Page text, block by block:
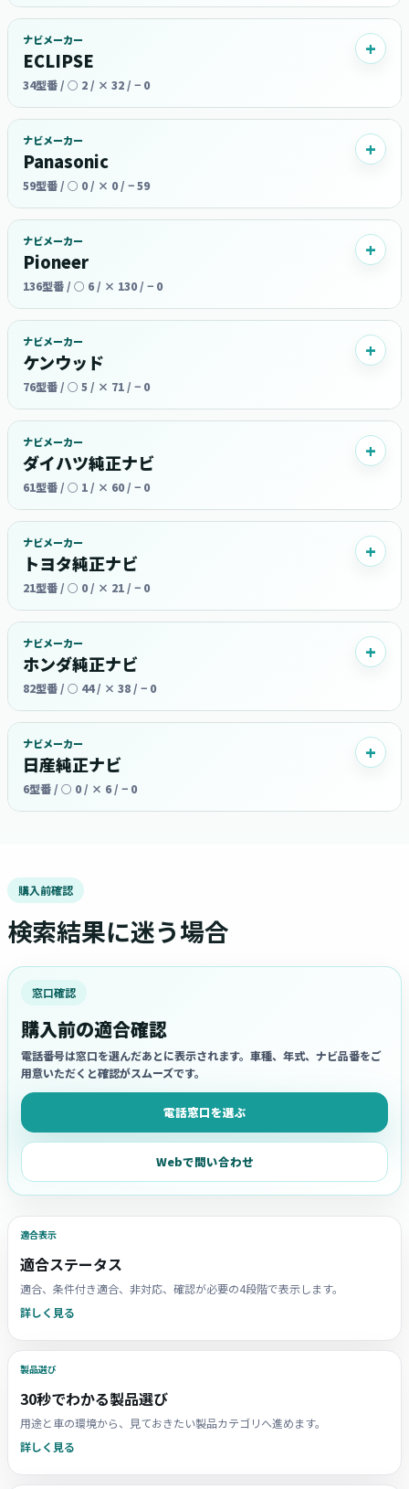
ナビメーカー
ECLIPSE
34型番 / ○ 2 / × 32 / − 0
ナビメーカー
Panasonic
59型番 / ○ 0 / × 0 / − 59
ナビメーカー
Pioneer
136型番 / ○ 6 / × 130 / − 0
ナビメーカー
ケンウッド
76型番 / ○ 5 / × 71 / − 0
ナビメーカー
ダイハツ純正ナビ
61型番 / ○ 1 / × 60 / − 0
ナビメーカー
トヨタ純正ナビ
21型番 / ○ 0 / × 21 / − 0
ナビメーカー
ホンダ純正ナビ
82型番 / ○ 44 / × 38 / − 0
ナビメーカー
日産純正ナビ
6型番 / ○ 0 / × 6 / − 0
購入前確認
検索結果に迷う場合
窓口確認
購入前の適合確認
電話番号は窓口を選んだあとに表示されます。車種、年式、ナビ品番をご
用意いただくと確認がスムーズです。
電話窓口を選ぶ
Webで問い合わせ
適合表示
適合ステータス
適合、条件付き適合、非対応、確認が必要の4段階で表示します。
詳しく見る
製品選び
30秒でわかる製品選び
用途と車の環境から、見ておきたい製品カテゴリへ進めます。
詳しく見る